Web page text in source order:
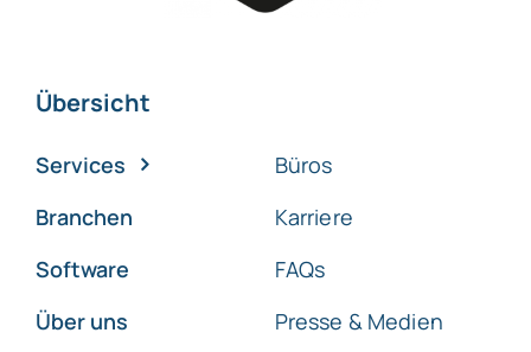
Übersicht
Services
Branchen
Software
Über uns
Büros
Karriere
FAQs
Presse & Medien